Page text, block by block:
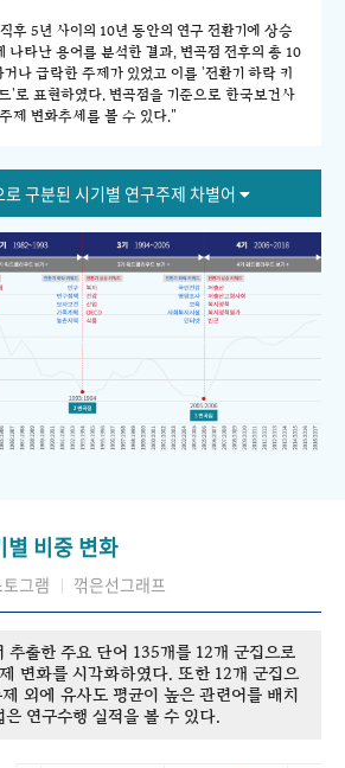
후 5년 사이의 10년 동안의 연구 전환기에 상승
나타난 용어를 분석한 결과, 변곡점 전후의 총 10
나 급락한 주제가 있었고 이를 '전환기 하락 키
'로 표현하였다. 변곡점을 기준으로 한국보건사
제 변화추세를 볼 수 있다."
구분된 시기별 연구주제 차별어
별 비중 변화
그램 꺾은선그래프
추출한 주요 단어 135개를 12개 군집으로
변화를 시각화하였다. 또한 12개 군집으
외에 유사도 평균이 높은 관련어를 배치
연구수행 실적을 볼 수 있다.